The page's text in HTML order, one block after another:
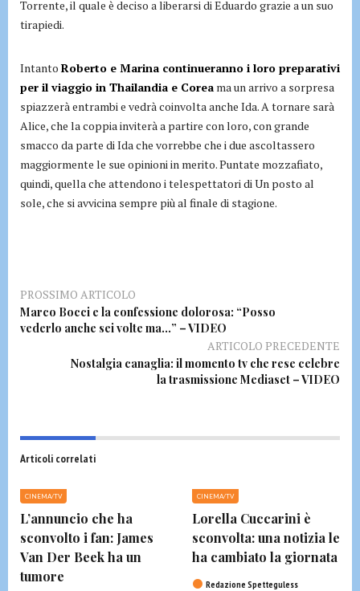
Torrente, il quale è deciso a liberarsi di Eduardo grazie a un suo
tirapiedi.
Intanto Roberto e Marina continueranno i loro preparativi
per il viaggio in Thailandia e Corea ma un arrivo a sorpresa
spiazzerà entrambi e vedrà coinvolta anche Ida. A tornare sarà
Alice, che la coppia inviterà a partire con loro, con grande
smacco da parte di Ida che vorrebbe che i due ascoltassero
maggiormente le sue opinioni in merito. Puntate mozzafiato,
quindi, quella che attendono i telespettatori di Un posto al
sole, che si avvicina sempre più al finale di stagione.
PROSSIMO ARTICOLO
Marco Bocci e la confessione dolorosa: “Posso
vederlo anche sei volte ma…” – VIDEO
ARTICOLO PRECEDENTE
Nostalgia canaglia: il momento tv che rese celebre
la trasmissione Mediaset – VIDEO
Articoli correlati
CINEMA/TV
L’annuncio che ha
sconvolto i fan: James
Van Der Beek ha un
tumore
CINEMA/TV
Lorella Cuccarini è
sconvolta: una notizia le
ha cambiato la giornata
Redazione Spetteguless